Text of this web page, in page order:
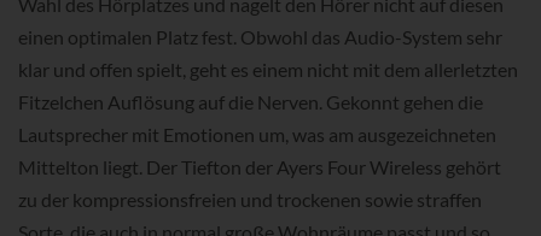
einen optimalen Platz fest. Obwohl das Audio-System sehr
klar und offen spielt, geht es einem nicht mit dem allerletzten
Fitzelchen Auflösung auf die Nerven. Gekonnt gehen die
Lautsprecher mit Emotionen um, was am ausgezeichneten
Mittelton liegt. Der Tiefton der Ayers Four Wireless gehört
zu der kompressionsfreien und trockenen sowie straffen